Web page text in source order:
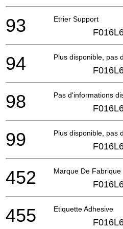
Etrier Support
93
Plus disponible, pas
94
Pas d'informations
98
Plus disponible, pas
99
Marque De Fabrique
452
Etiquette Adhesive
455